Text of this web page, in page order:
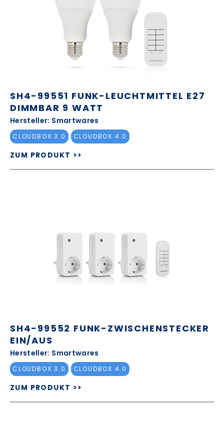
SH4-99551 FUNK-LEUCHTMITTEL E27
DIMMBAR 9 WATT
Hersteller: Smartwares
CLOUDBOX 3.0 CLOUDBOX 4.0
ZUM PRODUKT >>
SH4-99552 FUNK-ZWISCHENSTECKER
EIN/AUS
Hersteller: Smartwares
CLOUDBOX 3.0 CLOUDBOX 4.0
ZUM PRODUKT >>